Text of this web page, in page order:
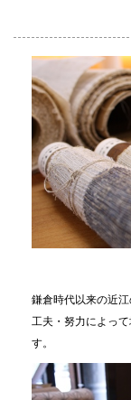
鎌倉時代以来の近
工夫・努力によっ
す。